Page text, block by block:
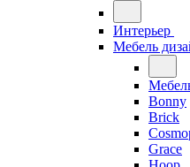
Интерьер
Мебель
Bonny
Brick
Grace